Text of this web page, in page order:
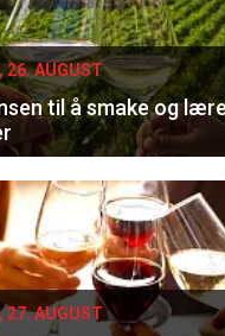
26. AUGUST
til å smake og
27. AUGUST